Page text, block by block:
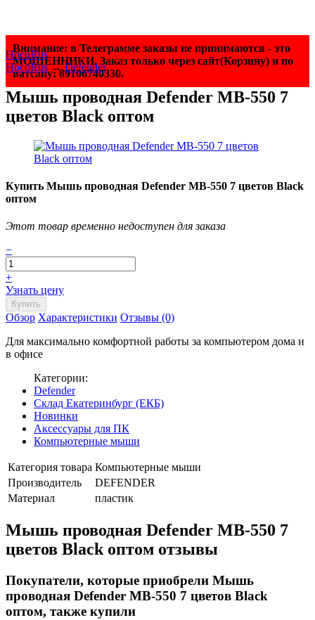
Внимание: в Телеграмме заказы не принимаются - это
МОШЕННИКИ. Заказ только через сайт(Корзину) и по
ватсапу: 89106740330.
HocoRus
HocoRus → Defender
Мышь проводная Defender MB-550 7
цветов Black оптом
Купить Мышь проводная Defender MB-550 7 цветов Black
оптом
Этот товар временно недоступен для заказа
−
+
Узнать цену
Обзор Характеристики Отзывы (0)
Для максимально комфортной работы за компьютером дома и
в офисе
Категории:
Defender
Склад Екатеринбург (ЕКБ)
Новинки
Аксессуары для ПК
Компьютерные мыши
Категория товара Компьютерные мыши
Производитель
DEFENDER
Материал
пластик
Мышь проводная Defender MB-550 7
цветов Black оптом отзывы
Покупатели, которые приобрели Мышь
проводная Defender MB-550 7 цветов Black
оптом, также купили